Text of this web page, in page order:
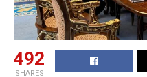
492
SHARES